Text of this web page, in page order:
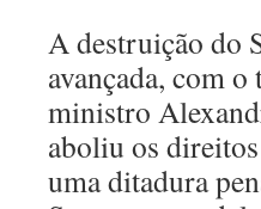
A destruição do
avançada, com o
ministro
aboliu os
uma ditadura